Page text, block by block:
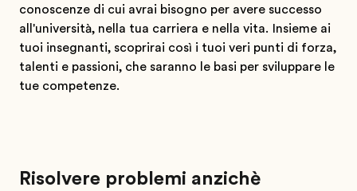
conoscenze di cui avrai bisogno per avere successo
all'università, nella tua carriera e nella vita. Insieme ai
tuoi insegnanti, scoprirai così i tuoi veri punti di forza,
talenti e passioni, che saranno le basi per sviluppare le
tue competenze.
Risolvere problemi anzichè